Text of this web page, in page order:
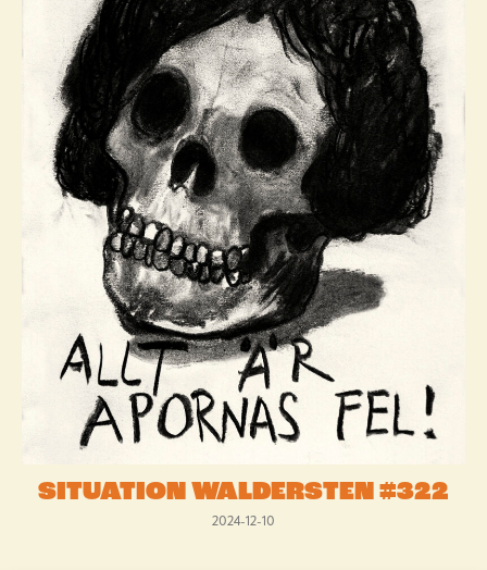
SITUATION WALDERSTEN #322
2024-12-10